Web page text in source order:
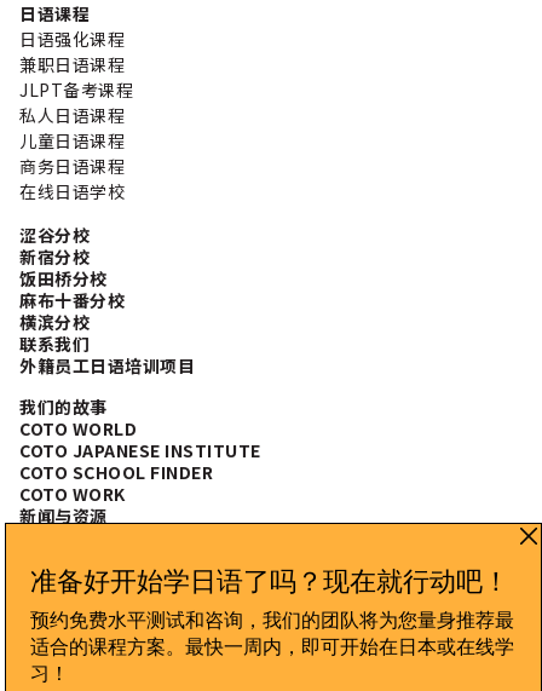
日语课程
日语强化课程
兼职日语课程
JLPT备考课程
私人日语课程
儿童日语课程
商务日语课程
在线日语学校
涩谷分校
新宿分校
饭田桥分校
麻布十番分校
横滨分校
联系我们
外籍员工日语培训项目
我们的故事
COTO WORLD
COTO JAPANESE INSTITUTE
COTO SCHOOL FINDER
COTO WORK
新闻与资源
CONNECT WITH US